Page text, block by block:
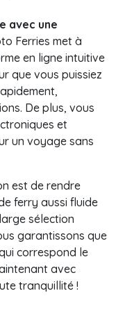
avec une
Ferries met à
en ligne intuitive
que vous puissiez
De plus, vous
et
un voyage sans
est de rendre
ferry aussi fluide
sélection
garantissons que
correspond le
avec
tranquillité !